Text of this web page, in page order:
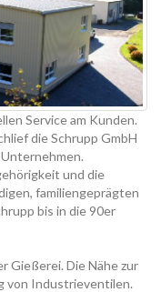
Service am Kunden.
die Schrupp GmbH
und die
familiengeprägten
bis in die 90er
Gießerei. Die Nähe zur
von Industrieventilen.